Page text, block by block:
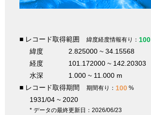
■ レコード取得範囲 緯度経度情報有り： 100
緯度
2.825000 ~ 34.15568
経度
101.172000 ~ 142.20303
水深
1.000 ~ 11.000 m
■ レコード取得期間
期間有り： 100 %
1931/04 ~ 2020
* データの最終更新日：2026/06/23